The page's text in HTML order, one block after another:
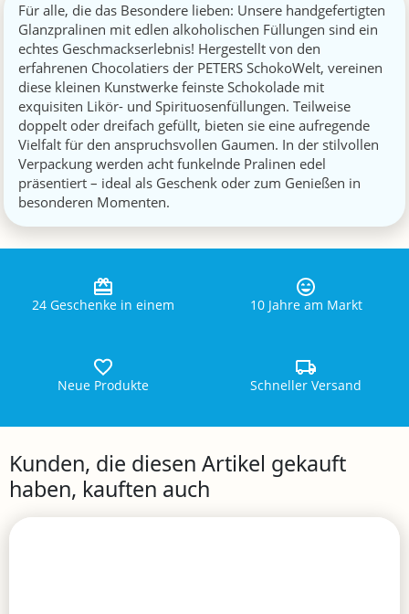
Für alle, die das Besondere lieben: Unsere handgefertigten
Glanzpralinen mit edlen alkoholischen Füllungen sind ein
echtes Geschmackserlebnis! Hergestellt von den
erfahrenen Chocolatiers der PETERS SchokoWelt, vereinen
diese kleinen Kunstwerke feinste Schokolade mit
exquisiten Likör- und Spirituosenfüllungen. Teilweise
doppelt oder dreifach gefüllt, bieten sie eine aufregende
Vielfalt für den anspruchsvollen Gaumen. In der stilvollen
Verpackung werden acht funkelnde Pralinen edel
präsentiert – ideal als Geschenk oder zum Genießen in
besonderen Momenten.
24 Geschenke in einem 10 Jahre am Markt
Neue Produkte Schneller Versand
Kunden, die diesen Artikel gekauft
haben, kauften auch